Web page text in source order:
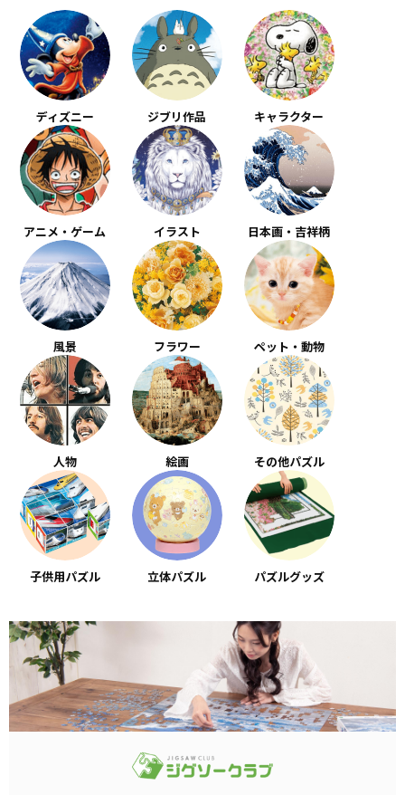
ディズニー ジブリ作品 キャラクター
アニメ・ゲーム イラスト 日本画・吉祥柄
風景 フラワー ペット・動物
人物 絵画 その他パズル
子供用パズル 立体パズル パズルグッズ